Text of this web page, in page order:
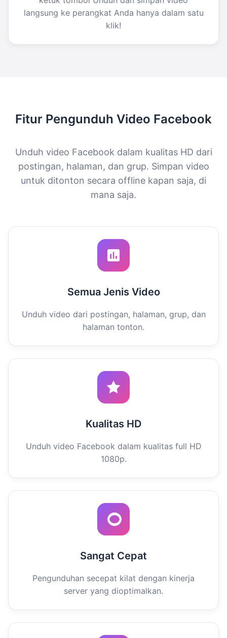
langsung ke perangkat Anda hanya dalam satu
klik!
Fitur Pengunduh Video Facebook
Unduh video Facebook dalam kualitas HD dari
postingan, halaman, dan grup. Simpan video
untuk ditonton secara offline kapan saja, di
mana saja.
Semua Jenis Video
Unduh video dari postingan, halaman, grup, dan
halaman tonton.
Kualitas HD
Unduh video Facebook dalam kualitas full HD
1080p.
Sangat Cepat
Pengunduhan secepat kilat dengan kinerja
server yang dioptimalkan.